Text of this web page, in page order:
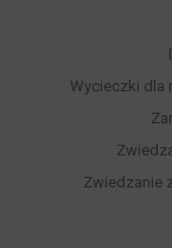
Wycieczki dla
Zwiedzanie